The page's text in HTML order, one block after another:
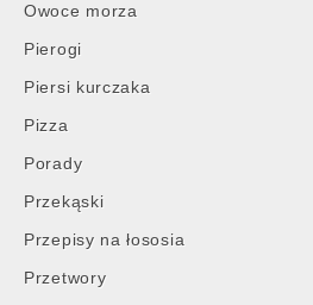
Owoce morza
Pierogi
Piersi kurczaka
Pizza
Porady
Przekąski
Przepisy na łososia
Przetwory